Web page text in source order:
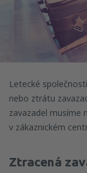
Letecké
nebo ztrátu
zavazadel musíme
v zákaznickém
Ztracená